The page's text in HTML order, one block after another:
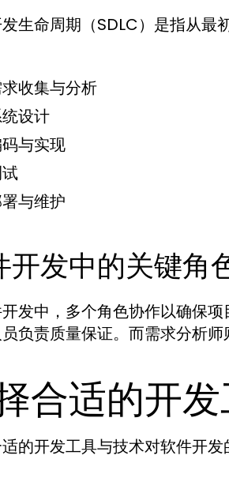
生命周期（SDLC）是指从最
收集与分析
设计
与实现
与维护
开发中的关键角
发中，多个角色协作以确保
负责质量保证。而需求分析师
合适的开
的开发工具与技术对软件开